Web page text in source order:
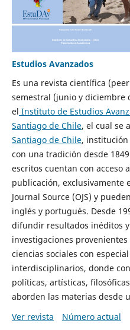
Estudios Avanzados
Es una revista científica
semestral (junio y diciembre
el Instituto de Estudios
Santiago de Chile, el cual se
Santiago de Chile, institución
con una tradición desde
escritos cuentan con acceso
publicación, exclusivamente
Journal Source (OJS) y
inglés y portugués. Desde
difundir resultados inéditos
investigaciones
ciencias sociales con
interdisciplinarios, donde
políticas, artísticas,
aborden las materias desde
Ver revista
Número actual